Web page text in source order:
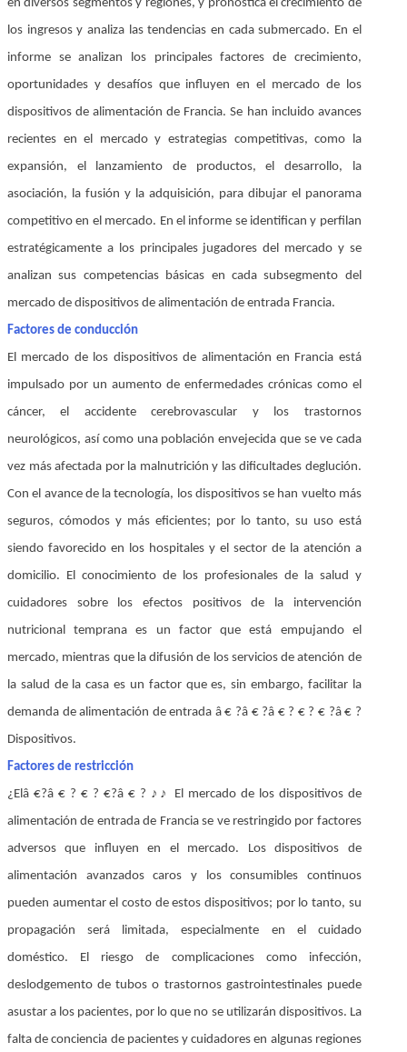
en diversos segmentos y regiones, y pronostica el crecimiento de
los ingresos y analiza las tendencias en cada submercado. En el
informe se analizan los principales factores de crecimiento,
oportunidades y desafíos que influyen en el mercado de los
dispositivos de alimentación de Francia. Se han incluido avances
recientes en el mercado y estrategias competitivas, como la
expansión, el lanzamiento de productos, el desarrollo, la
asociación, la fusión y la adquisición, para dibujar el panorama
competitivo en el mercado. En el informe se identifican y perfilan
estratégicamente a los principales jugadores del mercado y se
analizan sus competencias básicas en cada subsegmento del
mercado de dispositivos de alimentación de entrada Francia.
Factores de conducción
El mercado de los dispositivos de alimentación en Francia está
impulsado por un aumento de enfermedades crónicas como el
cáncer, el accidente cerebrovascular y los trastornos
neurológicos, así como una población envejecida que se ve cada
vez más afectada por la malnutrición y las dificultades deglución.
Con el avance de la tecnología, los dispositivos se han vuelto más
seguros, cómodos y más eficientes; por lo tanto, su uso está
siendo favorecido en los hospitales y el sector de la atención a
domicilio. El conocimiento de los profesionales de la salud y
cuidadores sobre los efectos positivos de la intervención
nutricional temprana es un factor que está empujando el
mercado, mientras que la difusión de los servicios de atención de
la salud de la casa es un factor que es, sin embargo, facilitar la
demanda de alimentación de entrada â € ?â € ?â € ? € ? € ?â € ?
Dispositivos.
Factores de restricción
¿Elâ €?â € ? € ? €?â € ? ♪♪ El mercado de los dispositivos de
alimentación de entrada de Francia se ve restringido por factores
adversos que influyen en el mercado. Los dispositivos de
alimentación avanzados caros y los consumibles continuos
pueden aumentar el costo de estos dispositivos; por lo tanto, su
propagación será limitada, especialmente en el cuidado
doméstico. El riesgo de complicaciones como infección,
deslodgemento de tubos o trastornos gastrointestinales puede
asustar a los pacientes, por lo que no se utilizarán dispositivos. La
falta de conciencia de pacientes y cuidadores en algunas regiones